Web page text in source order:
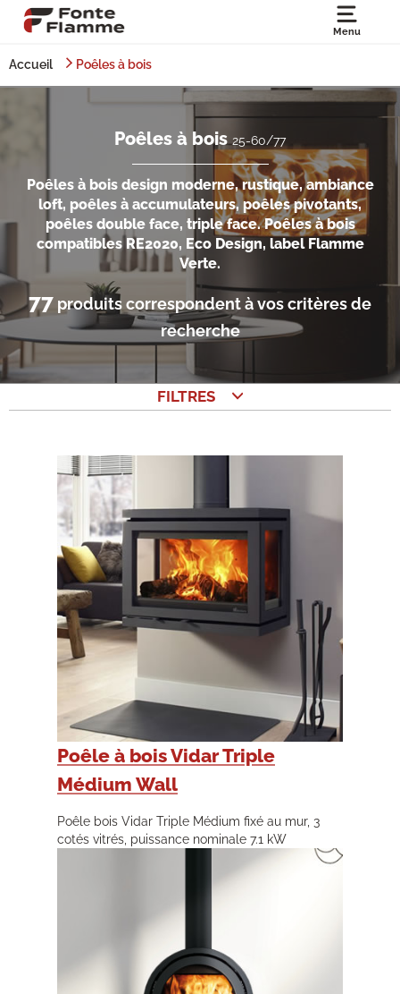
Menu
Accueil Poêles à bois
Poêles à bois25-60/77
Poêles à bois design moderne, rustique, ambiance
loft, poêles à accumulateurs, poêles pivotants,
poêles double face, triple face. Poêles à bois
compatibles RE2020, Eco Design, label Flamme
Verte.
77 produits correspondent à vos critères de
recherche
FILTRES
Poêle à bois Vidar Triple
Médium Wall
Poêle bois Vidar Triple Médium fixé au mur, 3
cotés vitrés, puissance nominale 7.1 kW